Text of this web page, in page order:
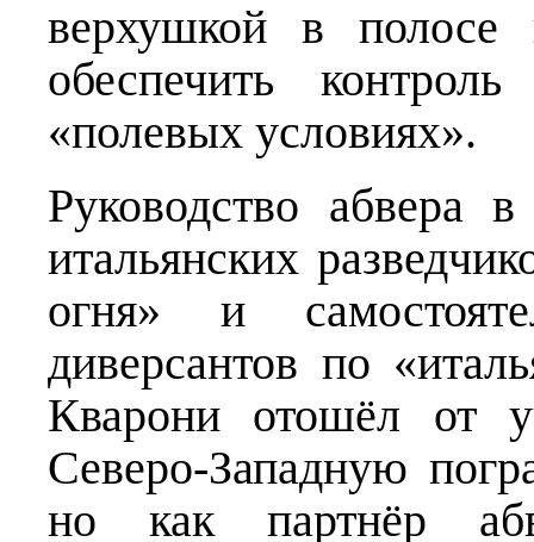
верхушкой в полосе
обеспечить
«полевых условиях».
Руководство абвера
итальянских
огня» и
диверсантов по
Кварони отошёл от
Северо-Западную
но как партнёр